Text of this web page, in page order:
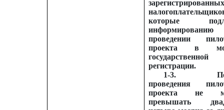
зарегистрированных
которые
проведении
проекта в
государственной
регистрации.
1-3.
проведения
проекта не
превышать